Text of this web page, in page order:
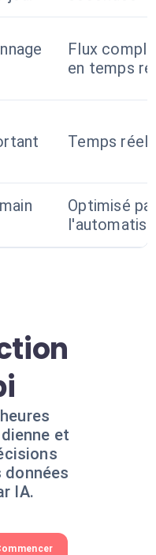
Flux
en temps
Temps réel
Optimisé
et
données
IA.